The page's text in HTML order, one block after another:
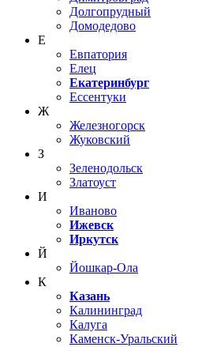
Долгопрудный
Домодедово
Е
Евпатория
Елец
Екатеринбург
Ессентуки
Ж
Железногорск
Жуковский
З
Зеленодольск
Златоуст
И
Иваново
Ижевск
Иркутск
Й
Йошкар-Ола
К
Казань
Калининград
Калуга
Каменск-Уральский